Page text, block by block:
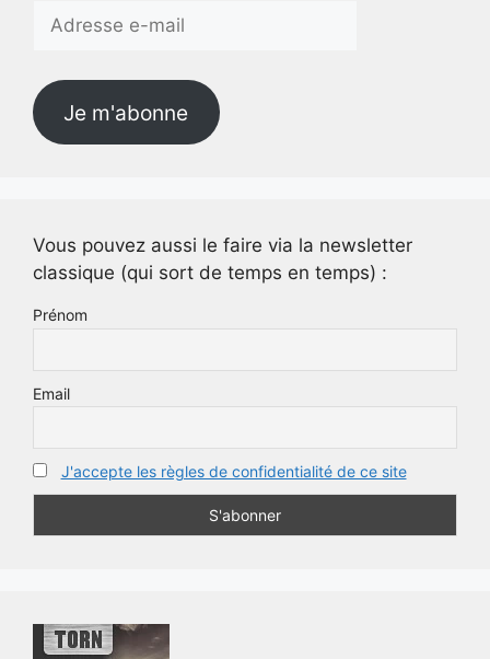
Adresse
Je m'abonne
Vous pouvez aussi le faire via la newsletter
classique (qui sort de temps en temps) :
Prénom
Email
J'accepte les règles de confidentialité de ce site